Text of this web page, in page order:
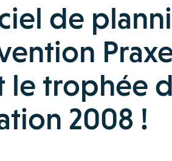
de
le trophée
2008 !